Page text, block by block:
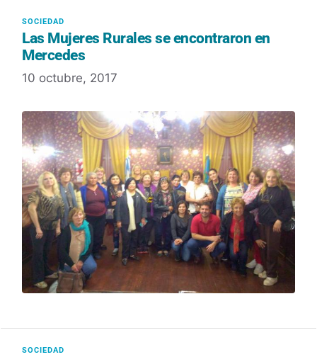
Las Mujeres Rurales se encontraron en
Mercedes
10 octubre, 2017